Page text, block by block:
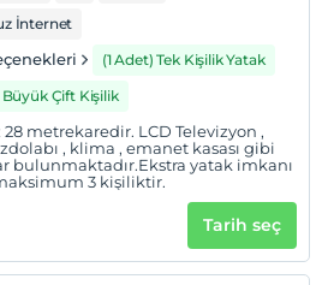
ücretsizdir.
yoktur
İnternet
(1 Adet) Tek Kişilik Yatak
Büyük Çift Kişilik
28 metrekaredir. LCD Televizyon ,
, klima , emanet kasası gibi
bulunmaktadır.Ekstra yatak imkanı
3 kişiliktir.
Tarih seç